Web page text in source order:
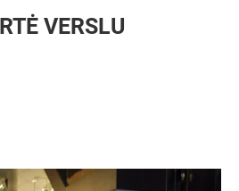
VERSLU